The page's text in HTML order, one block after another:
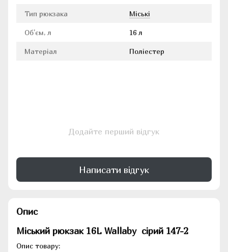
Тип рюкзака Міські
Об'єм, л 16 л
Матеріал Поліестер
Додайте перший відгук
Написати відгук
Опис
Міський рюкзак 16L Wallaby сірий 147-2
Опис товару: